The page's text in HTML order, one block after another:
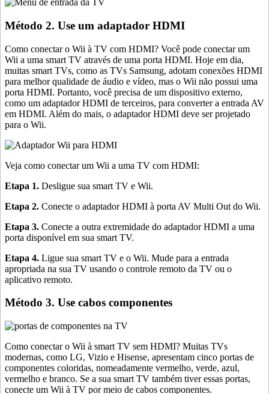
Método 2. Use um adaptador HDMI
Como conectar o Wii à TV com HDMI? Você pode conectar um
Wii a uma smart TV através de uma porta HDMI. Hoje em dia,
muitas smart TVs, como as TVs Samsung, adotam conexões HDMI
para melhor qualidade de áudio e vídeo, mas o Wii não possui uma
porta HDMI. Portanto, você precisa de um dispositivo externo,
como um adaptador HDMI de terceiros, para converter a entrada AV
em HDMI. Além do mais, o adaptador HDMI deve ser projetado
para o Wii.
Veja como conectar um Wii a uma TV com HDMI:
Etapa 1. Desligue sua smart TV e Wii.
Etapa 2. Conecte o adaptador HDMI à porta AV Multi Out do Wii.
Etapa 3. Conecte a outra extremidade do adaptador HDMI a uma
porta disponível em sua smart TV.
Etapa 4. Ligue sua smart TV e o Wii. Mude para a entrada
apropriada na sua TV usando o controle remoto da TV ou o
aplicativo remoto.
Método 3. Use cabos componentes
Como conectar o Wii à smart TV sem HDMI? Muitas TVs
modernas, como LG, Vizio e Hisense, apresentam cinco portas de
componentes coloridas, nomeadamente vermelho, verde, azul,
vermelho e branco. Se a sua smart TV também tiver essas portas,
conecte um Wii à TV por meio de cabos componentes.